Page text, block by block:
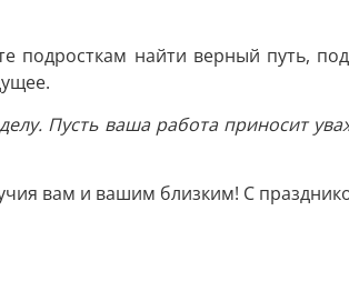
найти верный путь,
Пусть ваша работа приносит
вам и вашим близким! С